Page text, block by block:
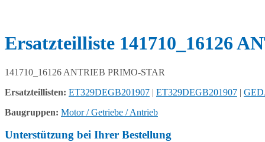
Ersatzteilliste 141710_16126
141710_16126 ANTRIEB PRIMO-STAR
Ersatzteillisten: ET329DEGB201907 | ET329DEGB201907 |
Baugruppen: Motor / Getriebe / Antrieb
Unterstützung bei Ihrer Bestellung